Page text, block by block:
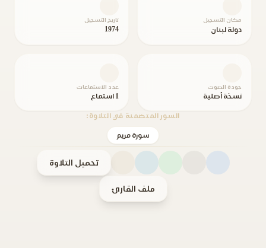
مكان التسجيل
دولة لبنان
تاريخ التسجيل
1974
جودة الصوت
نسخة أصلية
عدد الاستماعات
1 استماع
السور المتضمنة في التلاوة:
سورة مريم
تحميل التلاوة
ملف القارئ